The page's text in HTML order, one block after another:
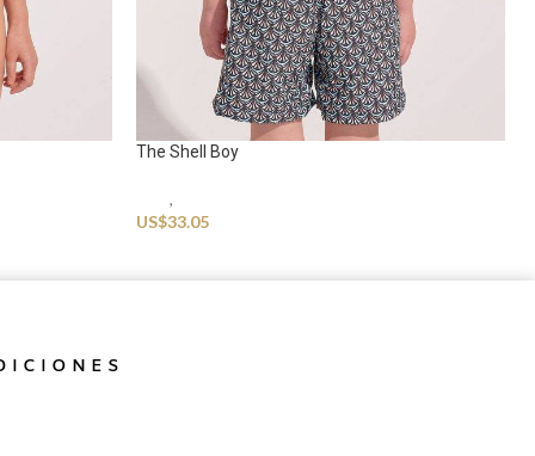
The Shell Boy
Kids,
US$33.05